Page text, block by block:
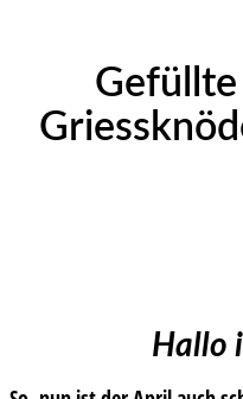
Hallo